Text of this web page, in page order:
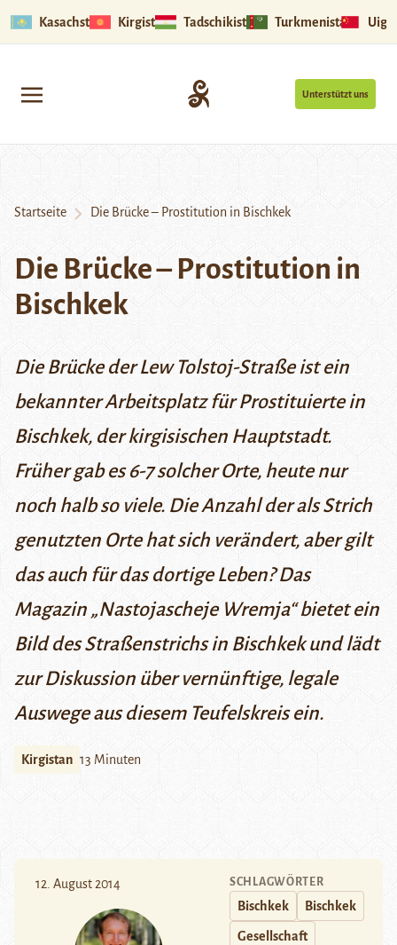
Kasachstan Kirgistan Tadschikistan Turkmenistan
Unterstützt uns
Startseite Die Brücke – Prostitution in Bischkek
Die Brücke – Prostitution in
Bischkek
Die Brücke der Lew Tolstoj-Straße ist ein
bekannter Arbeitsplatz für Prostituierte in
Bischkek, der kirgisischen Hauptstadt.
Früher gab es 6-7 solcher Orte, heute nur
noch halb so viele. Die Anzahl der als Strich
genutzten Ortehat sich verändert, aber gilt
das auch für das dortige Leben? Das
Magazin „Nastojascheje Wremja“ bietet ein
Bild des Straßenstrichs in Bischkek und lädt
zur Diskussion über vernünftige, legale
Auswege aus diesem Teufelskreis ein.
Kirgistan 13 Minuten
12. August 2014 SCHLAGWÖRTER
Bischkek Bischkek
Gesellschaft